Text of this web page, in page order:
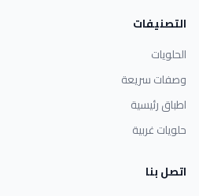
التصنيفات
الحلويات
وصفات سريعة
اطباق رئيسية
حلويات غربية
اتصل بنا